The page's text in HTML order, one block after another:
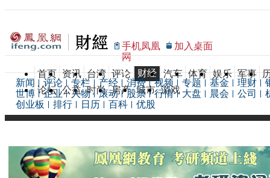
手机凤凰
网
加入桌面
首页 资讯 台湾 评论 财经 汽车 体育 娱乐 军事
论坛 公益 时尚 房产 城市 游戏
新闻 评论 专栏 产经 消费 视频 专题 基金 理财
世博
企业 人物 滚动 股票 行情 大盘 晨会 公司
创业板
排行 日历 百科 优股